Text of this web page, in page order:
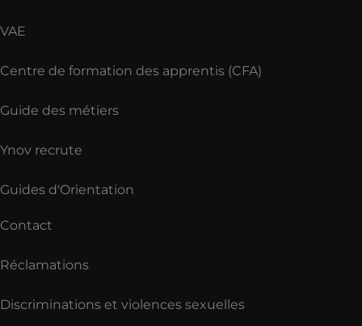
VAE
Centre de formation des apprentis (CFA)
Guide des métiers
Ynov recrute
Guides d'Orientation
Contact
Réclamations
Discriminations et violences sexuelles